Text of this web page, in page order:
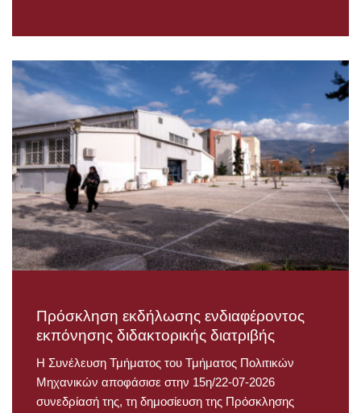
Πρόσκληση εκδήλωσης ενδιαφέροντος
εκπόνησης διδακτορικής διατριβής
Η Συνέλευση Τμήματος του Τμήματος Πολιτικών
Μηχανικών αποφάσισε στην 15η/22-07-2026
συνεδρίασή της, τη δημοσίευση της Πρόσκλησης